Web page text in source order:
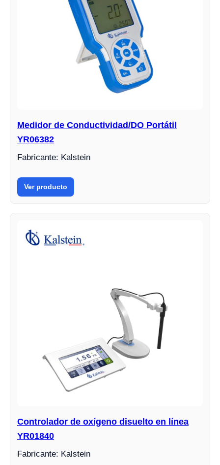
Medidor de Conductividad/DO Portátil
YR06382
Fabricante: Kalstein
Ver producto
Controlador de oxígeno disuelto en línea
YR01840
Fabricante: Kalstein